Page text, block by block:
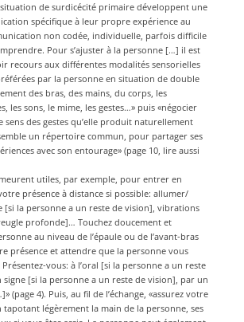
de surdicécité primaire développent une
spécifique à leur propre expérience au
non codée, individuelle, parfois difficile
Pour s’ajuster à la personne […] il est
recours aux différentes modalités sensorielles
par la personne en situation de double
des bras, des mains, du corps, les
les sons, le mime, les gestes…» puis «négocier
sens des gestes qu’elle produit naturellement
un répertoire commun, pour partager ses
avec son entourage» (page 10, lire aussi
utiles, par exemple, pour entrer en
présence à distance si possible: allumer/
[si la personne a un reste de vision], vibrations
profonde]… Touchez doucement et
au niveau de l’épaule ou de l’avant-bras
présence et attendre que la personne vous
vous: à l’oral [si la personne a un reste
signe [si la personne a un reste de vision], par un
(page 4). Puis, au fil de l’échange, «assurez votre
légèrement la main de la personne, ses